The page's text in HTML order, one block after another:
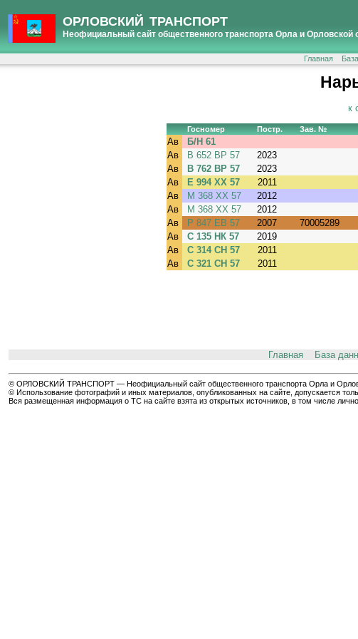
ОРЛОВСКИЙ ТРАНСПОРТ
Неофициальный сайт общественного транспорта Орла и Орловской
Главная
к
Госномер Постр. Зав. №
Ав Б/Н 61
Ав
В 652 ВР 57 2023
Ав
В 762 ВР 57 2023
Ав
Е 994 ХХ 57 2011
Ав
М 368 ХХ 57 2012
Ав
М 368 ХХ 57 2012
Ав
Р 847 ЕВ 57 2007 70005289
Ав
С 135 НК 57 2019
Ав
С 314 СН 57 2011
Ав
С 321 СН 57 2011
Главная База
© ОРЛОВСКИЙ ТРАНСПОРТ — Неофициальный сайт общественного транспорта Орла и
© Использование фотографий и иных материалов, опубликованных на сайте, допускается
Вся размещенная информация о ТС на сайте взята из открытых источников, в том числе